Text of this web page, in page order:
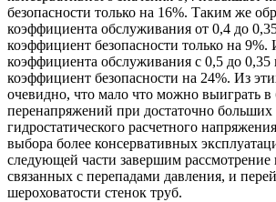
безопасности только на 16%. Таким же
коэффициента обслуживания от 0,4 до
коэффициент безопасности только на 9%.
коэффициента обслуживания с 0,5 до
коэффициент безопасности на 24%. Из
очевидно, что мало что можно выиграть в
перенапряжений при достаточно больших
гидростатического расчетного
выбора более консервативных
следующей части завершим рассмотрение
связанных с перепадами давления, и
шероховатости стенок труб.